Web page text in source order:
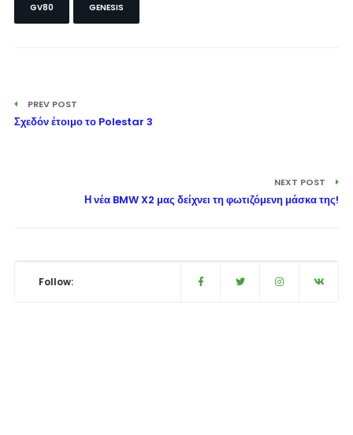
GV80 GENESIS
PREV POST
Σχεδόν έτοιμο το Polestar 3
NEXT POST
Η νέα BMW X2 μας δείχνει τη φωτιζόμενη μάσκα της!
Follow: